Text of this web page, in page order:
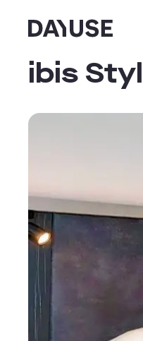
Dayuse
ibis